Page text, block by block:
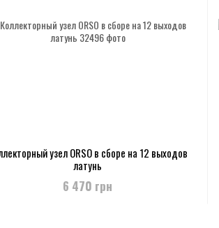
узел ORSO в сборе на 12 выходов
латунь
6 470 грн